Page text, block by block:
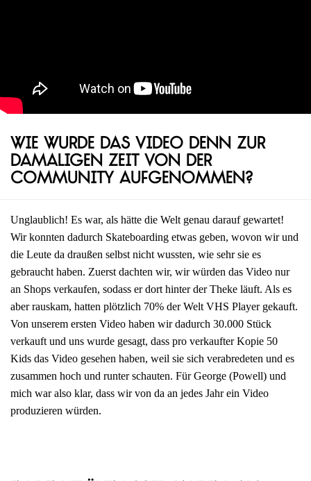
Wie wurde das Video denn zur
damaligen Zeit von der
Community aufgenommen?
Unglaublich! Es war, als hätte die Welt genau darauf gewartet!
Wir konnten dadurch Skateboarding etwas geben, wovon wir und
die Leute da draußen selbst nicht wussten, wie sehr sie es
gebraucht haben. Zuerst dachten wir, wir würden das Video nur
an Shops verkaufen, sodass er dort hinter der Theke läuft. Als es
aber rauskam, hatten plötzlich 70% der Welt VHS Player gekauft.
Von unserem ersten Video haben wir dadurch 30.000 Stück
verkauft und uns wurde gesagt, dass pro verkaufter Kopie 50
Kids das Video gesehen haben, weil sie sich verabredeten und es
zusammen hoch und runter schauten. Für George (Powell) und
mich war also klar, dass wir von da an jedes Jahr ein Video
produzieren würden.